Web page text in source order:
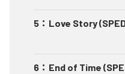
5 ： Love Story
6 ： End of Time